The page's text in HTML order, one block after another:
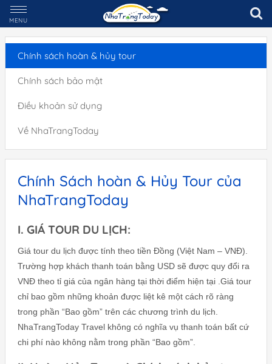
MENU
Chính sách hoàn & hủy tour
Chính sách bảo mật
Điều khoản sử dụng
Về NhaTrangToday
Chính Sách hoàn & Hủy Tour của
NhaTrangToday
I. GIÁ TOUR DU LỊCH:
Giá tour du lịch được tính theo tiền Đồng (Việt Nam – VNĐ).
Trường hợp khách thanh toán bằng USD sẽ được quy đổi ra
VNĐ theo tỉ giá của ngân hàng tại thời điểm hiện tại .Giá tour
chỉ bao gồm những khoản được liệt kê một cách rõ ràng
trong phần “Bao gồm” trên các chương trình du lịch.
NhaTrangToday Travel không có nghĩa vụ thanh toán bất cứ
chi phí nào không nằm trong phần “Bao gồm”.